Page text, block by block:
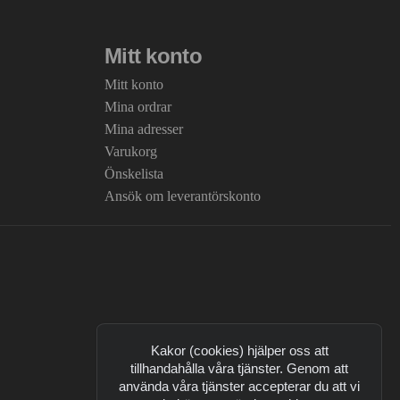
Mitt konto
Mitt konto
Mina ordrar
Mina adresser
Varukorg
Önskelista
Ansök om leverantörskonto
Kakor (cookies) hjälper oss att
tillhandahålla våra tjänster. Genom att
använda våra tjänster accepterar du att vi